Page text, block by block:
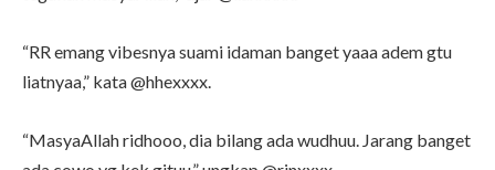
“RR emang vibesnya suami idaman banget yaaa adem gtu
liatnyaa,” kata @hhexxxx.
“MasyaAllah ridhooo, dia bilang ada wudhuu. Jarang banget